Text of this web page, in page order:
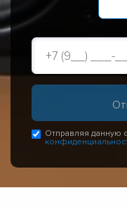
Отправляя данную